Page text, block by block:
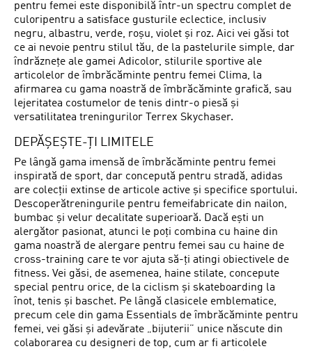
pentru femei este disponibilă într-un spectru complet de
culoripentru a satisface gusturile eclectice, inclusiv
negru, albastru, verde, roșu, violet și roz. Aici vei găsi tot
ce ai nevoie pentru stilul tău, de la pastelurile simple, dar
îndrăznețe ale gamei Adicolor, stilurile sportive ale
articolelor de îmbrăcăminte pentru femei Clima, la
afirmarea cu gama noastră de îmbrăcăminte grafică, sau
lejeritatea costumelor de tenis dintr-o piesă și
versatilitatea treningurilor Terrex Skychaser.
DEPĂȘEȘTE-ȚI LIMITELE
Pe lângă gama imensă de îmbrăcăminte pentru femei
inspirată de sport, dar concepută pentru stradă, adidas
are colecții extinse de articole active și specifice sportului.
Descoperătreningurile pentru femeifabricate din nailon,
bumbac și velur decalitate superioară. Dacă ești un
alergător pasionat, atunci le poți combina cu haine din
gama noastră de alergare pentru femei sau cu haine de
cross-training care te vor ajuta să-ți atingi obiectivele de
fitness. Vei găsi, de asemenea, haine stilate, concepute
special pentru orice, de la ciclism și skateboarding la
înot, tenis și baschet. Pe lângă clasicele emblematice,
precum cele din gama Essentials de îmbrăcăminte pentru
femei, vei găsi și adevărate „bijuterii” unice născute din
colaborarea cu designeri de top, cum ar fi articolele